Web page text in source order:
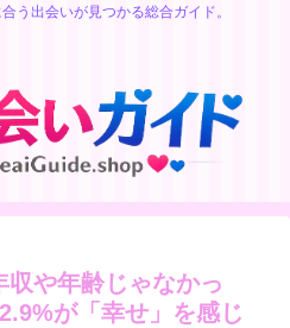
う出会いが見つかる総合ガイド。
や年齢じゃなかっ
が「幸せ」を感じ